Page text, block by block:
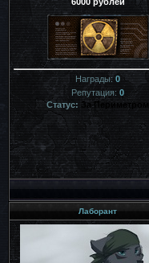
Награды:0
Репутация: 0
Статус: За Периметром
Лаборант